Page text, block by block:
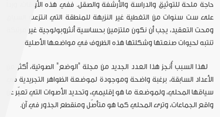
حاجة ملحة للتوثيق والدراسة والأرشفة والصقل. ففي هذه الأوقات، ورداً
على ست سنوات من التغطية غير النزيهة للمنطقة التي انتزعت السياق
ومحت التعقيد، يجب أن نكون ملتزمين بحساسية أنثروبولوجية غير مرتبكة
تنتبه لحيوات صنعتها وشكلتها هذه الظروف في مواضعها الأصلية.
لهذا السبب أُنجز هذا العدد الجديد من مجلة "الوضع" الصوتية، أكثر من
الأعداد السابقة، برغبة واضحة وموجودة لموضعة الظواهر التجريدية في
سياقها المحلي، ولموضعة ما هو إقليمي، وتحديد الأصوات التي تعبّر عن
واقع الجماعات، وترى المحلي كما هو متأصّل ومنقطع الجذور في آن.